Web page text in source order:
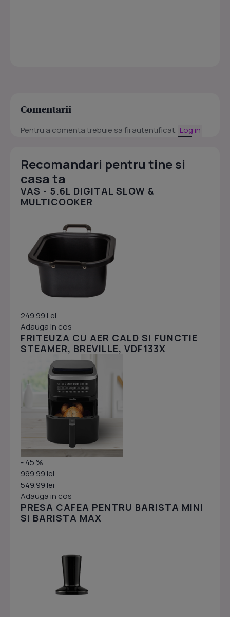
Comentarii
Pentru a comenta trebuie sa fii autentificat. Log in
Recomandari pentru tine si
casa ta
VAS - 5.6L DIGITAL SLOW &
MULTICOOKER
249.99 Lei
Adauga in cos
FRITEUZA CU AER CALD SI FUNCTIE
STEAMER, BREVILLE, VDF133X
- 45 %
999.99 lei
549.99 lei
Adauga in cos
PRESA CAFEA PENTRU BARISTA MINI
SI BARISTA MAX